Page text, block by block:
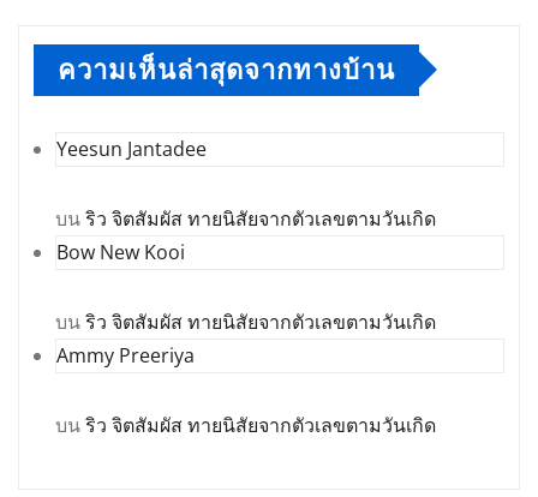
ความเห็นล่าสุดจากทางบ้าน
Yeesun Jantadee
บนริว จิตสัมผัส ทายนิสัยจากตัวเลขตามวันเกิด
Bow New Kooi
บนริว จิตสัมผัส ทายนิสัยจากตัวเลขตามวันเกิด
Ammy Preeriya
บนริว จิตสัมผัส ทายนิสัยจากตัวเลขตามวันเกิด